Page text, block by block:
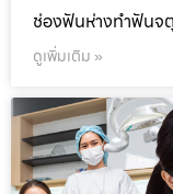
ช่องฟันห่างทำฟันจ
ดูเพิ่มเติม »